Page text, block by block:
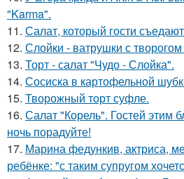
"Karma".
11. Салат, который гости
12. Слойки - ватрушки с
13. Торт - салат "Чудо - Слойка".
14. Сосиска в картофельной
15. Творожный торт суфле.
16. Салат "Корель". Гостей этим
ночь порадуйте!
17. Марина федункив, актриса,
ребёнке: "с таким супругом